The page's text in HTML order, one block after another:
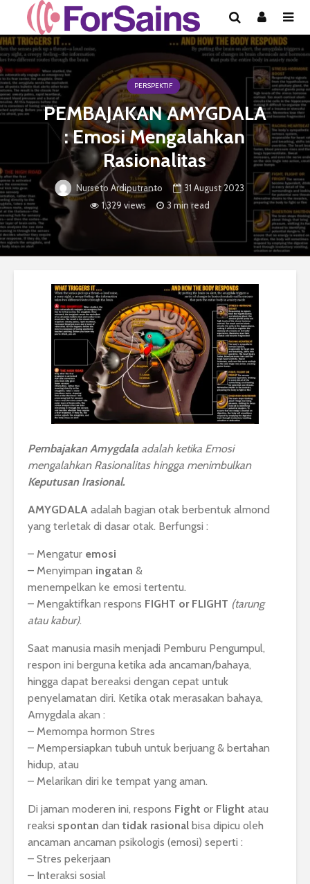
PERSPEKTIF
PEMBAJAKAN AMYGDALA
: Emosi Mengalahkan
Rasionalitas
Nurseto Ardiputranto
31 August 2023
1,329 views
3 min read
Pembajakan Amygdalaadalah ketika Emosi
mengalahkan Rasionalitas hingga menimbulkan
Keputusan Irasional.
AMYGDALA adalah bagian otak berbentuk almond
yang terletak di dasar otak. Berfungsi :
– Mengatur emosi
– Menyimpan ingatan &
menempelkan ke emosi tertentu.
– Mengaktifkan respons FIGHT or FLIGHT (tarung
atau kabur).
Saat manusia masih menjadi Pemburu Pengumpul,
respon ini berguna ketika ada ancaman/bahaya,
hingga dapat bereaksi dengan cepat untuk
penyelamatan diri. Ketika otak merasakan bahaya,
Amygdala akan :
– Memompa hormon Stres
– Mempersiapkan tubuh untuk berjuang & bertahan
hidup, atau
– Melarikan diri ke tempat yang aman.
Di jaman moderen ini, respons Fight or Flight atau
reaksi spontan dan tidak rasional bisa dipicu oleh
ancaman ancaman psikologis (emosi) seperti :
– Stres pekerjaan
– Interaksi sosial